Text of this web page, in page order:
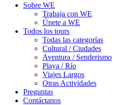
Sobre WE
Trabaja con WE
Únete a WE
Todos los tours
Todas las categorías
Cultural / Ciudades
Aventura / Senderismo
Playa / Río
Viajes Largos
Otras Actividades
Preguntas
Contáctanos